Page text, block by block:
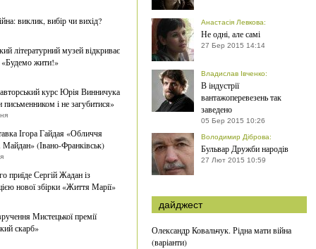
виклик, вибір чи вихід?
літературний музей відкриває
«Будемо жити!»
курс Юрія Винничука
письменником і не загубитися»
Ігора Гайдая «Обличчя
(Івано-Франківськ)
приїде Сергій Жадан із
нової збірки «Життя Марії»
Мистецької премії
скарб»
Анастасія Левкова:
Не одні, але самі
27 Бер 2015 14:14
Владислав Івченко:
В індустрії
вантажоперевезень так
заведено
05 Бер 2015 10:26
Володимир Діброва:
Бульвар Дружби народів
27 Лют 2015 10:59
дайджест
Олександр Ковальчук. Рідна мати війна
(варіанти)